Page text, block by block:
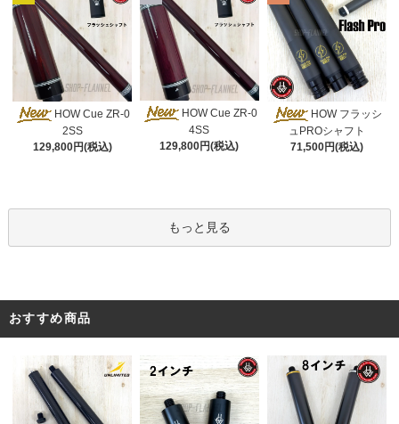
HOW Cue ZR-0
2SS
129,800円(税込)
HOW Cue ZR-0
4SS
129,800円(税込)
HOW フラッシ
ュPROシャフト
71,500円(税込)
もっと見る
おすすめ商品